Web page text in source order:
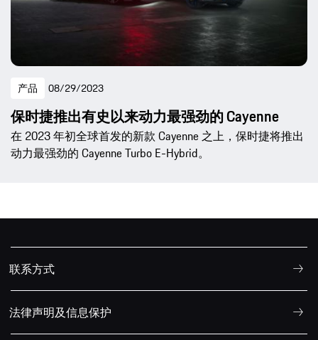
产品 08/29/2023
保时捷推出有史以来动力最强劲的 Cayenne
在 2023 年初全球首发的新款 Cayenne 之上，保时捷将推出
动力最强劲的 Cayenne Turbo E-Hybrid。
联系方式
法律声明及信息保护